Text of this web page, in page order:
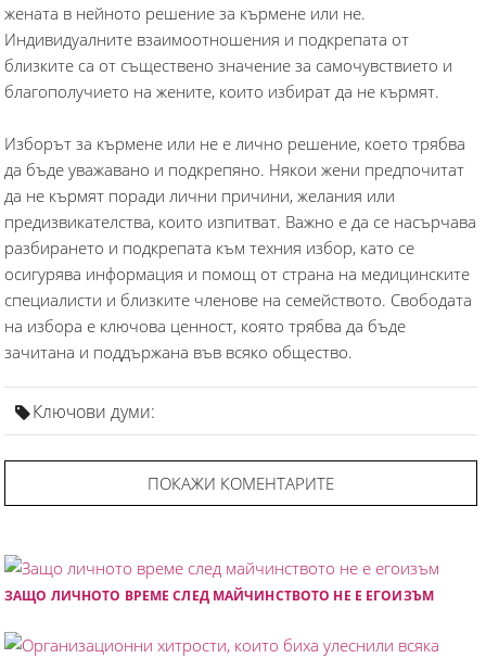
жената в нейното решение за кърмене или не.
Индивидуалните взаимоотношения и подкрепата от
близките са от съществено значение за самочувствието и
благополучието на жените, които избират да не кърмят.
Изборът за кърмене или не е лично решение, което трябва
да бъде уважавано и подкрепяно. Някои жени предпочитат
да не кърмят поради лични причини, желания или
предизвикателства, които изпитват. Важно е да се насърчава
разбирането и подкрепата към техния избор, като се
осигурява информация и помощ от страна на медицинските
специалисти и близките членове на семейството. Свободата
на избора е ключова ценност, която трябва да бъде
зачитана и поддържана във всяко общество.
Ключови думи:
ПОКАЖИ КОМЕНТАРИТЕ
ЗАЩО ЛИЧНОТО ВРЕМЕ СЛЕД МАЙЧИНСТВОТО НЕ Е ЕГОИЗЪМ